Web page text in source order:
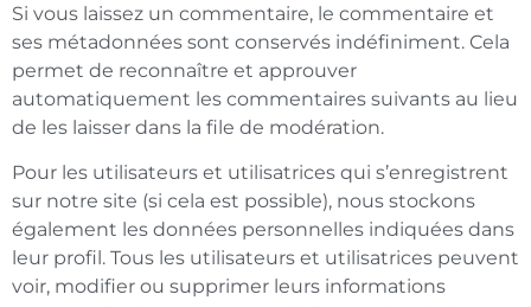
Si vous laissez un commentaire, le commentaire et
ses métadonnées sont conservés indéfiniment. Cela
permet de reconnaître et approuver
automatiquement les commentaires suivants au lieu
de les laisser dans la file de modération.
Pour les utilisateurs et utilisatrices qui s’enregistrent
sur notre site (si cela est possible), nous stockons
également les données personnelles indiquées dans
leur profil. Tous les utilisateurs et utilisatrices peuvent
voir, modifier ou supprimer leurs informations